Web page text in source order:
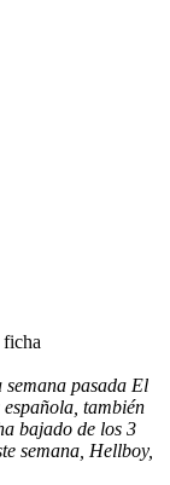
ficha
pasada El
también
bajado de los 3
semana, Hellboy,